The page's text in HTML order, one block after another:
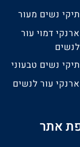
תיקי נשים מעור
ארנקי דמוי עור
לנשים
תיקי נשים טבעוני
ארנקי עור לנשים
אתר